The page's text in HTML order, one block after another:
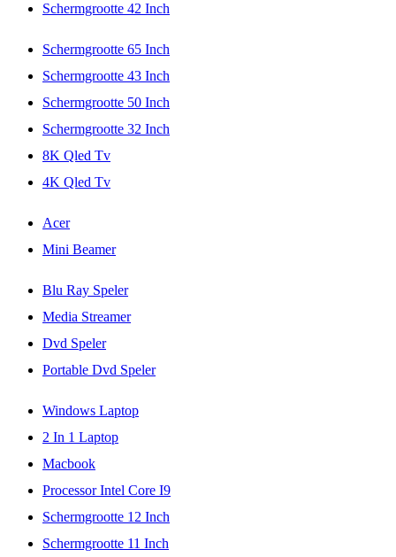
Schermgrootte 42 Inch
Schermgrootte 65 Inch
Schermgrootte 43 Inch
Schermgrootte 50 Inch
Schermgrootte 32 Inch
8K Qled Tv
4K Qled Tv
Acer
Mini Beamer
Blu Ray Speler
Media Streamer
Dvd Speler
Portable Dvd Speler
Windows Laptop
2 In 1 Laptop
Macbook
Processor Intel Core I9
Schermgrootte 12 Inch
Schermgrootte 11 Inch